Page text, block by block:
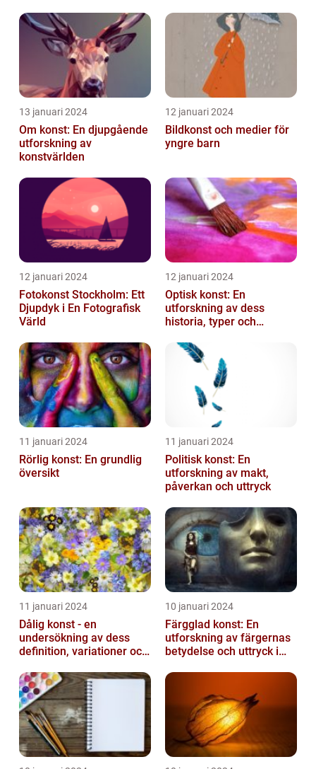
13 januari 2024
Om konst: En djupgående
utforskning av
konstvärlden
12 januari 2024
Bildkonst och medier för
yngre barn
12 januari 2024
Fotokonst Stockholm: Ett
Djupdyk i En Fotografisk
Värld
12 januari 2024
Optisk konst: En
utforskning av dess
historia, typer och
11 januari 2024
Rörlig konst: En grundlig
översikt
11 januari 2024
Politisk konst: En
utforskning av makt,
påverkan och uttryck
11 januari 2024
Dålig konst - en
undersökning av dess
definition, variationer och
10 januari 2024
Färgglad konst: En
utforskning av färgernas
betydelse och uttryck i